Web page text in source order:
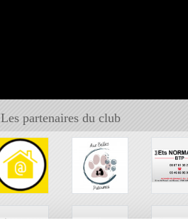
Les partenaires du club